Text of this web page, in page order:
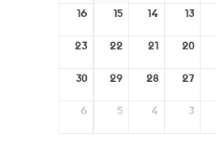
13
14
15
16
20
21
22
23
27
28
29
30
3
4
5
6